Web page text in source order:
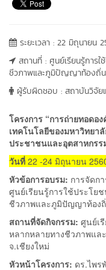
ระยะเวลา : 22 มิถุนาย
สถานที่ : ศูนย์เรียนรู้การใ
ชีวภาพและภูมิปัญญาท้องถิ่น
ผู้รับผิดชอบ : สถาบันวิจั
โครงการ “การถ่ายทอดอ
เทคโนโลยีของมหาวิทยา
ประชาชนและอุตสาหกรร
วันที่ 22 -24 มิถุนายน
หัวข้อการอบรม: การจัดก
ศูนย์เรียนรู้การใช้ประโย
ชีวภาพและภูมิปัญญาท้อง
สถานที่จัดกิจกรรม: ศูนย์เ
หลากหลายทางชีวภาพแ
จ.เชียงใหม่
หัวหน้าโครงการ: ดร.ไพร